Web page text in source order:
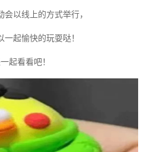
会以线上的方式举行，
一起愉快的玩耍哒！
起看看吧！